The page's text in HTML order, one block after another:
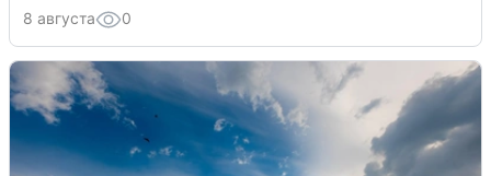
8 августа 0